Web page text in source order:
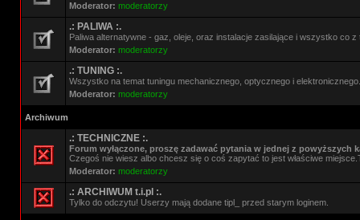
Moderator: moderatorzy
.: PALIWA :.
Paliwa alternatywne - gaz, oleje, oraz instalacje zasilające i wszystko co z
Moderator: moderatorzy
.: TUNING :.
Wszystko na temat tuningu mechanicznego, optycznego i elektronicznego.
Moderator: moderatorzy
Archiwum
.: TECHNICZNE :.
Forum wyłączone, proszę zadawać pytania w jednej z powyższych
Czegoś nie wiesz albo chcesz się o coś zapytać to jest właściwe
Moderator: moderatorzy
.: ARCHIWUM t.i.pl :.
Tylko do odczytu! Userzy mają dodane tipl_ przed starym loginem.